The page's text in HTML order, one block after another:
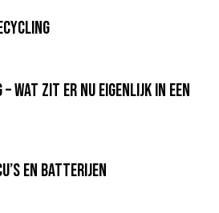
wat zit er nu eigenlijk in een
en batterijen